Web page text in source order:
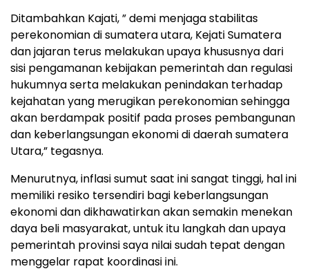
Ditambahkan Kajati, ” demi menjaga stabilitas
perekonomian di sumatera utara, Kejati Sumatera
dan jajaran terus melakukan upaya khususnya dari
sisi pengamanan kebijakan pemerintah dan regulasi
hukumnya serta melakukan penindakan terhadap
kejahatan yang merugikan perekonomian sehingga
akan berdampak positif pada proses pembangunan
dan keberlangsungan ekonomi di daerah sumatera
Utara,” tegasnya.
Menurutnya, inflasi sumut saat ini sangat tinggi, hal ini
memiliki resiko tersendiri bagi keberlangsungan
ekonomi dan dikhawatirkan akan semakin menekan
daya beli masyarakat, untuk itu langkah dan upaya
pemerintah provinsi saya nilai sudah tepat dengan
menggelar rapat koordinasi ini.